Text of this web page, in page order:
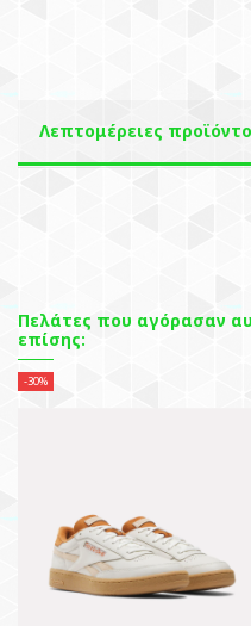
Λεπτομέρειες
Πελάτες που αγόρασαν
επίσης:
-30%